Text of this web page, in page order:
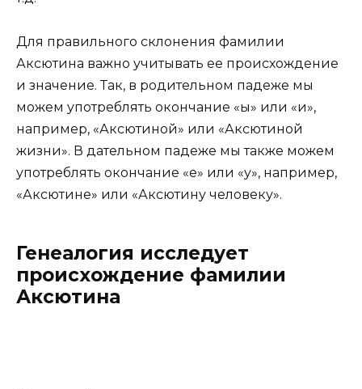
Для правильного склонения фамилии
Аксютина важно учитывать ее происхождение
и значение. Так, в родительном падеже мы
можем употреблять окончание «ы» или «и»,
например, «Аксютиной» или «Аксютиной
жизни». В дательном падеже мы также можем
употреблять окончание «е» или «у», например,
«Аксютине» или «Аксютину человеку».
Генеалогия исследует
происхождение фамилии
Аксютина